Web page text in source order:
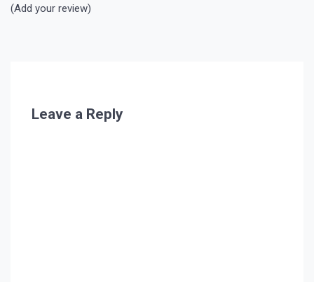
(Add your review)
Leave a Reply